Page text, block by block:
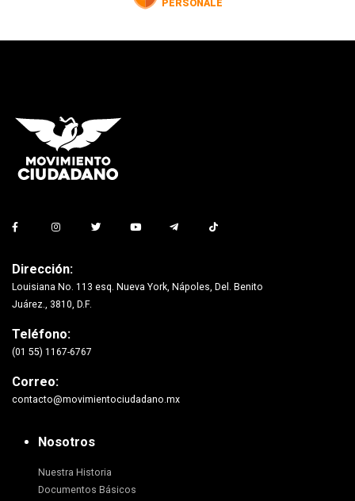
Dirección:
Louisiana No. 113 esq. Nueva York, Nápoles, Del. Benito
Juárez., 3810, D.F.
Teléfono:
(01 55) 1167-6767
Correo:
contacto@movimientociudadano.mx
Nosotros
Nuestra Historia
Documentos Básicos